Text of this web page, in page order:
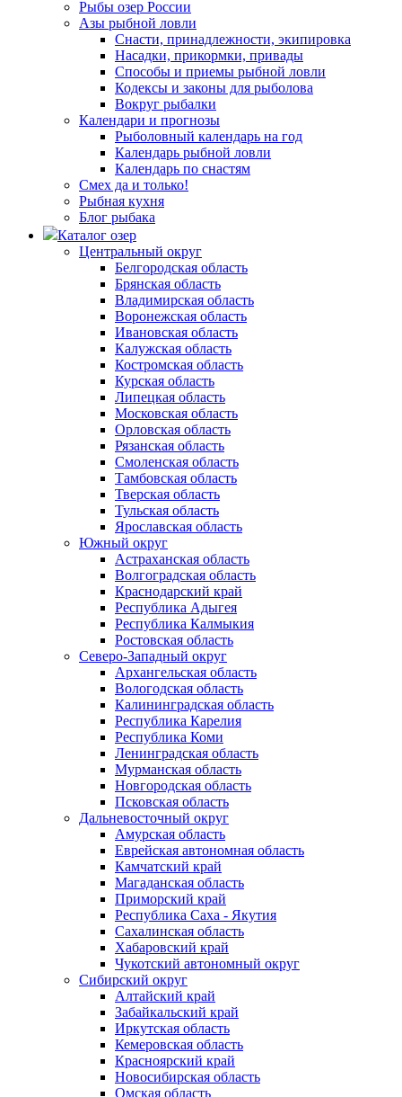
Рыбы озер России
Азы рыбной ловли
Снасти, принадлежности, экипировка
Насадки, прикормки, привады
Способы и приемы рыбной ловли
Кодексы и законы для рыболова
Вокруг рыбалки
Календари и прогнозы
Рыболовный календарь на год
Календарь рыбной ловли
Календарь по снастям
Смех да и только!
Рыбная кухня
Блог рыбака
Каталог озер
Центральный округ
Белгородская область
Брянская область
Владимирская область
Воронежская область
Ивановская область
Калужская область
Костромская область
Курская область
Липецкая область
Московская область
Орловская область
Рязанская область
Смоленская область
Тамбовская область
Тверская область
Тульская область
Ярославская область
Южный округ
Астраханская область
Волгоградская область
Краснодарский край
Республика Адыгея
Республика Калмыкия
Ростовская область
Северо-Западный округ
Архангельская область
Вологодская область
Калининградская область
Республика Карелия
Республика Коми
Ленинградская область
Мурманская область
Новгородская область
Псковская область
Дальневосточный округ
Амурская область
Еврейская автономная область
Камчатский край
Магаданская область
Приморский край
Республика Саха - Якутия
Сахалинская область
Хабаровский край
Чукотский автономный округ
Сибирский округ
Алтайский край
Забайкальский край
Иркутская область
Кемеровская область
Красноярский край
Новосибирская область
Омская область